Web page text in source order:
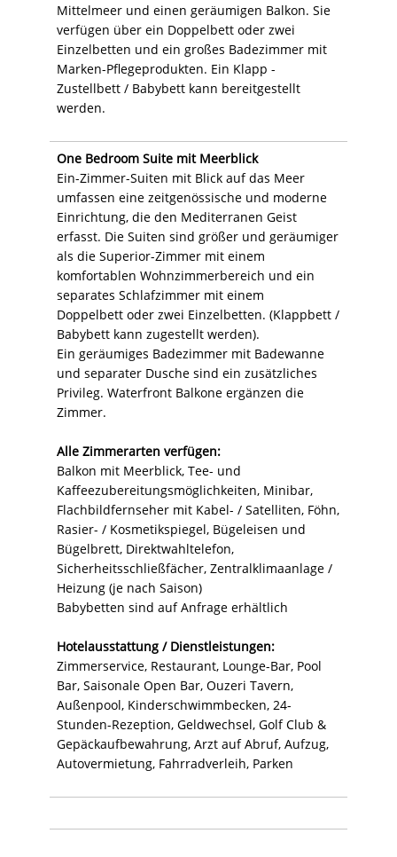
Mittelmeer und einen geräumigen Balkon. Sie
verfügen über ein Doppelbett oder zwei
Einzelbetten und ein großes Badezimmer mit
Marken-Pflegeprodukten. Ein Klapp -
Zustellbett / Babybett kann bereitgestellt
werden.
One Bedroom Suite mit Meerblick
Ein-Zimmer-Suiten mit Blick auf das Meer
umfassen eine zeitgenössische und moderne
Einrichtung, die den Mediterranen Geist
erfasst. Die Suiten sind größer und geräumiger
als die Superior-Zimmer mit einem
komfortablen Wohnzimmerbereich und ein
separates Schlafzimmer mit einem
Doppelbett oder zwei Einzelbetten. (Klappbett /
Babybett kann zugestellt werden).
Ein geräumiges Badezimmer mit Badewanne
und separater Dusche sind ein zusätzliches
Privileg. Waterfront Balkone ergänzen die
Zimmer.
Alle Zimmerarten verfügen:
Balkon mit Meerblick, Tee- und
Kaffeezubereitungsmöglichkeiten, Minibar,
Flachbildfernseher mit Kabel- / Satelliten, Föhn,
Rasier- / Kosmetikspiegel, Bügeleisen und
Bügelbrett, Direktwahltelefon,
Sicherheitsschließfächer, Zentralklimaanlage /
Heizung (je nach Saison)
Babybetten sind auf Anfrage erhältlich
Hotelausstattung / Dienstleistungen:
Zimmerservice, Restaurant, Lounge-Bar, Pool
Bar, Saisonale Open Bar, Ouzeri Tavern,
Außenpool, Kinderschwimmbecken, 24-
Stunden-Rezeption, Geldwechsel, Golf Club &
Gepäckaufbewahrung, Arzt auf Abruf, Aufzug,
Autovermietung, Fahrradverleih, Parken